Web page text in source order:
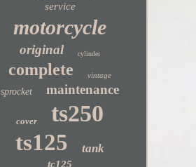
service
motorcycle
original cylinder
complete vintage
sprocket maintenance
cover ts250
ts125 tank
tc125